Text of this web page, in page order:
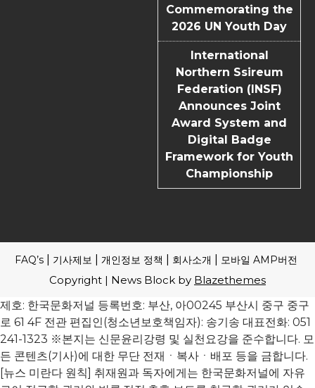
Commemorating the
2026 UN Youth Day
International
Northern Ssireum
Federation (INSF)
Announces Joint
Award System and
Digital Badge
Framework for Youth
Championship
FAQ’s 기사제보 개인정보 정책 회사소개 모바일 AMP버전
Copyright | News Block by Blazethemes
제호: 한국문화저널 등록번호: 부산, 아00245 부산시 중구 중구
로 61 4F 전관 편집인(청소년보호책임자): 송기송 대표전화: 051
241-1323 ※본지는 신문윤리강령 및 실천요강을 준수합니다. 모
든 콘텐츠(기사)에 대한 무단 전재ㆍ복사ㆍ배포 등을 금합니다.
[뉴스 미란다 원칙] 취재원과 독자에게는 한국문화저널에 자유